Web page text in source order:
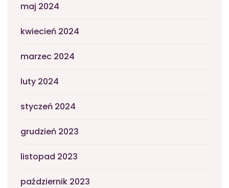
maj 2024
kwiecień 2024
marzec 2024
luty 2024
styczeń 2024
grudzień 2023
listopad 2023
październik 2023